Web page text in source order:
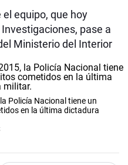
equipo, que hoy
pase a
Ministerio del Interior
Policía Nacional tiene un
en la última dictadura